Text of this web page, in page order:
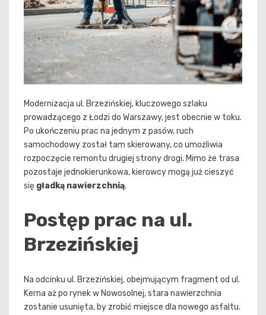
Modernizacja ul. Brzezińskiej, kluczowego szlaku
prowadzącego z Łodzi do Warszawy, jest obecnie w toku.
Po ukończeniu prac na jednym z pasów, ruch
samochodowy został tam skierowany, co umożliwia
rozpoczęcie remontu drugiej strony drogi. Mimo że trasa
pozostaje jednokierunkowa, kierowcy mogą już cieszyć
się gładką nawierzchnią.
Postęp prac na ul.
Brzezińskiej
Na odcinku ul. Brzezińskiej, obejmującym fragment od ul.
Kerna aż po rynek w Nowosolnej, stara nawierzchnia
zostanie usunięta, by zrobić miejsce dla nowego asfaltu.